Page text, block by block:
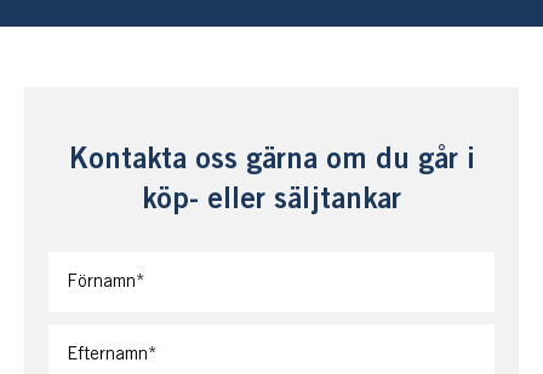
Kontakta oss gärna om du går i
köp- eller säljtankar